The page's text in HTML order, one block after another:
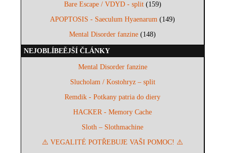
Bare Escape / VDYD - split(159)
APOPTOSIS - Saeculum Hyaenarum (149)
Mental Disorder fanzine (148)
NEJOBLÍBEĚJŠÍ ČLÁNKY
Mental Disorder fanzine
Slucholam / Kostohryz – split
Remdik - Potkany patria do diery
HACKER - Memory Cache
Sloth – Slothmachine
⚠️ VEGALITÉ POTŘEBUJE VAŠI POMOC! ⚠️